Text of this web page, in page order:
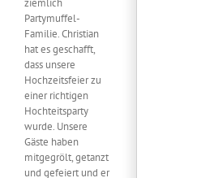
Partymuffel-
Familie. Christian
hat es geschafft,
dass unsere
Hochzeitsfeier zu
einer richtigen
Hochteitsparty
wurde. Unsere
Gäste haben
mitgegrölt, getanzt
und gefeiert und er